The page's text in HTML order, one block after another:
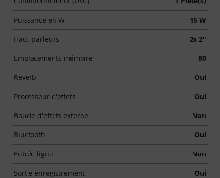
Puissance en W 15 W
Haut-parleurs 2x 2"
Emplacements mémoire 80
Reverb Oui
Processeur d'effets Oui
Boucle d'effets externe Non
Bluetooth Oui
Entrée ligne Non
Sortie enregistrement Oui